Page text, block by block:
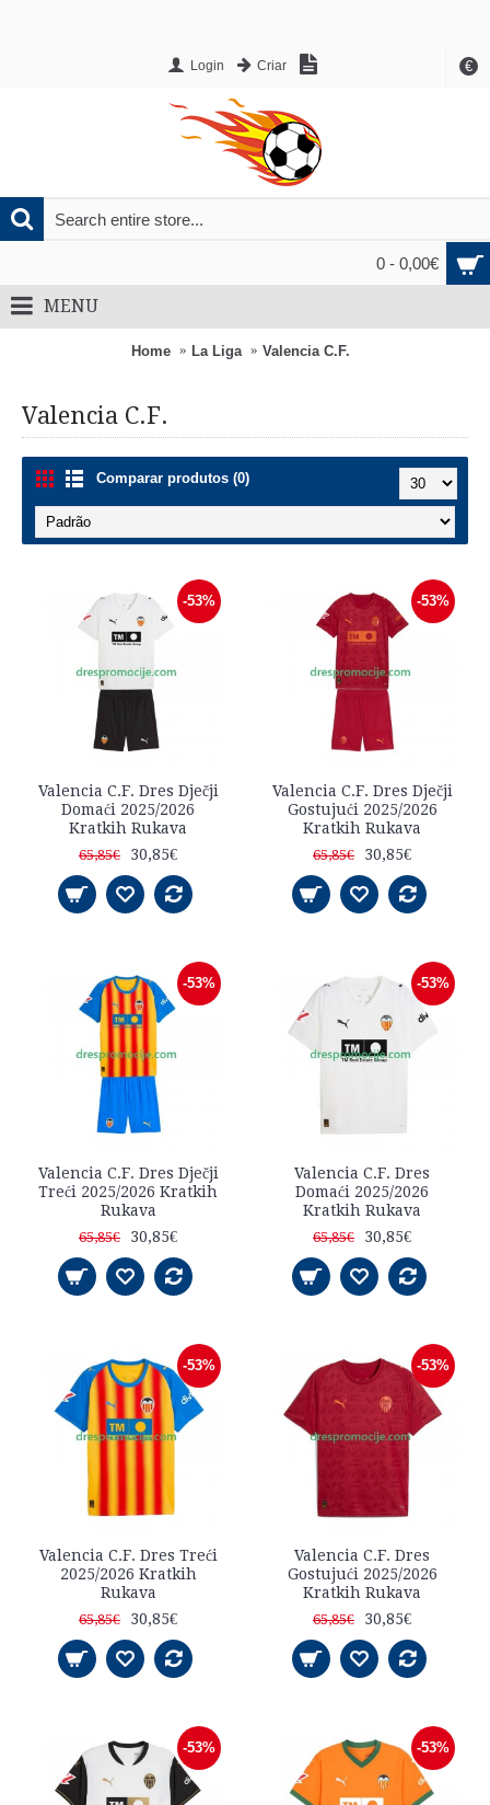
€
Login Criar
0 - 0,00€
MENU
Home La Liga Valencia C.F.
Valencia C.F.
Comparar produtos (0)
-53%
Valencia C.F. Dres Dječji
Domaći 2025/2026
Kratkih Rukava
65,85€ 30,85€
-53%
Valencia C.F. Dres Dječji
Gostujući 2025/2026
Kratkih Rukava
65,85€ 30,85€
-53%
Valencia C.F. Dres Dječji
Treći 2025/2026 Kratkih
Rukava
65,85€ 30,85€
-53%
Valencia C.F. Dres
Domaći 2025/2026
Kratkih Rukava
65,85€ 30,85€
-53%
Valencia C.F. Dres Treći
2025/2026 Kratkih
Rukava
65,85€ 30,85€
-53%
Valencia C.F. Dres
Gostujući 2025/2026
Kratkih Rukava
65,85€ 30,85€
-53% -53%